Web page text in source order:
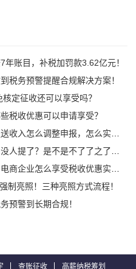
账目，补税加罚款3.62亿元！
税务预警提醒合规解决方案！
定征收还可以享受吗？
税收优惠可以申请享受？
申报，怎么实现合规申报享受税收优惠！
提了？是不是不了了之了嘛？
怎么享受税收优惠实现税务合规？
制亮照！三种亮照方式流程！
预警到长期合规！
查账征收 高薪纳税筹划